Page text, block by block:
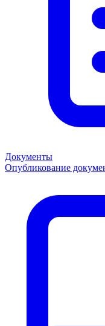
Документы
Опубликование